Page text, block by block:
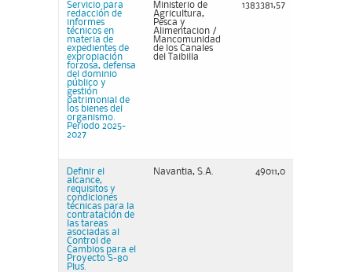
Servicio para
redacción de
informes
técnicos en
materia de
expedientes de
expropiación
forzosa, defensa
del dominio
público y
gestión
patrimonial de
los bienes del
organismo.
Periodo 2025-
2027
Ministerio de
Agricultura,
Pesca y
Alimentacion /
Mancomunidad
de los Canales
del Taibilla
1383381,57
Definir el
alcance,
requisitos y
condiciones
técnicas para la
contratación de
las tareas
asociadas al
Control de
Cambios para el
Proyecto S-80
Plus.
Navantia, S.A. 49011,0